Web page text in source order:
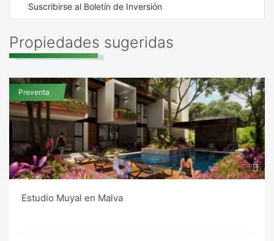
Suscribirse al Boletín de Inversión
Propiedades sugeridas
Preventa
Estudio Muyal en Malva